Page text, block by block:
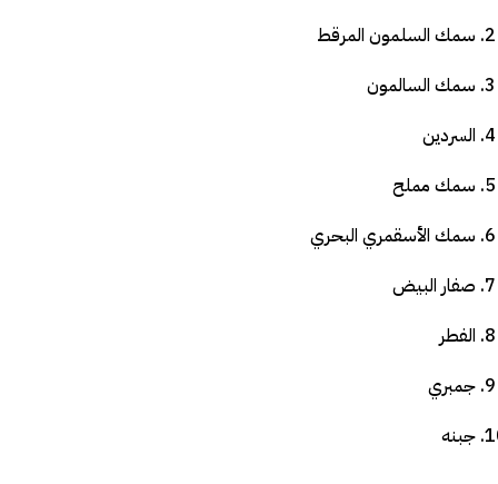
سمك السلمون المرقط
سمك السالمون
السردين
سمك مملح
سمك الأسقمري البحري
صفار البيض
الفطر
جمبري
جبنه